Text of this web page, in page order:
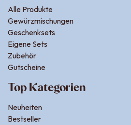
Alle Produkte
Gewürzmischungen
Geschenksets
Eigene Sets
Zubehör
Gutscheine
Top Kategorien
Neuheiten
Bestseller